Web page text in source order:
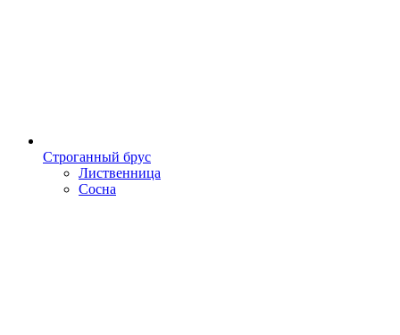
Строганный брус
Лиственница
Сосна